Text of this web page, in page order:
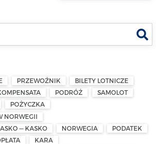
PRZEWOŹNIK
BILETY LOTNICZE
PODRÓŻ
SAMOLOT
POŻYCZKA
NORWEGII
— KASKO
NORWEGIA
PODATEK
KARA